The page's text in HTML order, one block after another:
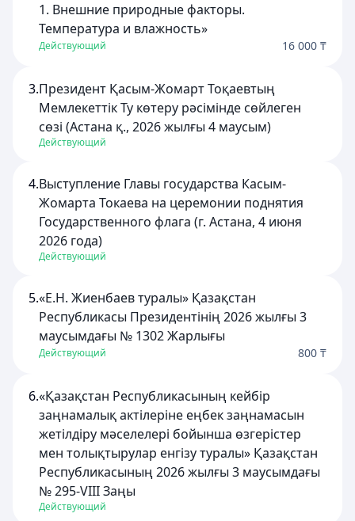
1. Внешние природные факторы.
Температура и влажность»
Действующий 16 000 ₸
3.Президент Қасым-Жомарт Тоқаевтың
Мемлекеттік Ту көтеру рәсімінде сөйлеген
сөзі (Астана қ., 2026 жылғы 4 маусым)
Действующий
4.Выступление Главы государства Касым-
Жомарта Токаева на церемонии поднятия
Государственного флага (г. Астана, 4 июня
2026 года)
Действующий
5.«Е.Н. Жиенбаев туралы» Қазақстан
Республикасы Президентінің 2026 жылғы 3
маусымдағы № 1302 Жарлығы
Действующий 800 ₸
6.«Қазақстан Республикасының кейбір
заңнамалық актілеріне еңбек заңнамасын
жетілдіру мәселелері бойынша өзгерістер
мен толықтырулар енгізу туралы» Қазақстан
Республикасының 2026 жылғы 3 маусымдағы
№ 295-VIII Заңы
Действующий